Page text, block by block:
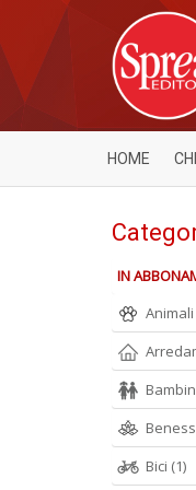
HOME
IN
Animali
Bici (1)